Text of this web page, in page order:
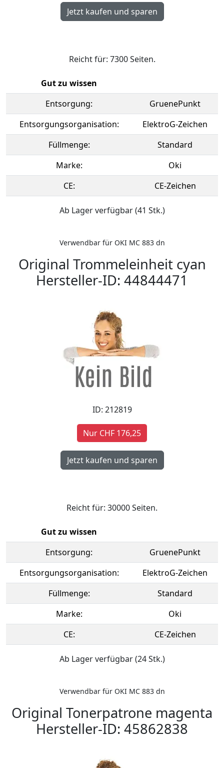
Reicht für: 7300 Seiten.
Gut zu wissen
Entsorgung:
GruenePunkt
Entsorgungsorganisation:
ElektroG-Zeichen
Füllmenge:
Standard
Marke:
Oki
CE:
CE-Zeichen
Ab Lager verfügbar (41 Stk.)
Verwendbar für OKI MC 883 dn
Original Trommeleinheit cyan
Hersteller-ID: 44844471
ID: 212819
Nur CHF 176,25
Reicht für: 30000 Seiten.
Gut zu wissen
Entsorgung:
GruenePunkt
Entsorgungsorganisation:
ElektroG-Zeichen
Füllmenge:
Standard
Marke:
Oki
CE:
CE-Zeichen
Ab Lager verfügbar (24 Stk.)
Verwendbar für OKI MC 883 dn
Original Tonerpatrone magenta
Hersteller-ID: 45862838